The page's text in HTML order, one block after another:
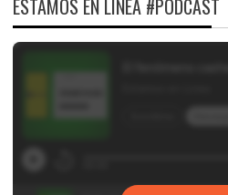
ESTAMOS EN LÍNEA #PODCAST